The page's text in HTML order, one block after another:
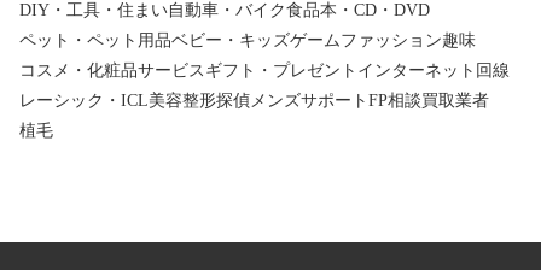
DIY・工具・住まい自動車・バイク食品本・CD・DVD
ペット・ペット用品ベビー・キッズゲームファッション趣味
コスメ・化粧品サービス ギフト・プレゼント インターネット回線
レーシック・ICL美容整形探偵メンズサポート FP相談買取業者
植毛